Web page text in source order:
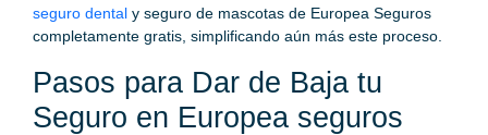
seguro dental y seguro de mascotas de Europea Seguros
completamente gratis, simplificando aún más este proceso.
Pasos para Dar de Baja tu
Seguro en Europea seguros